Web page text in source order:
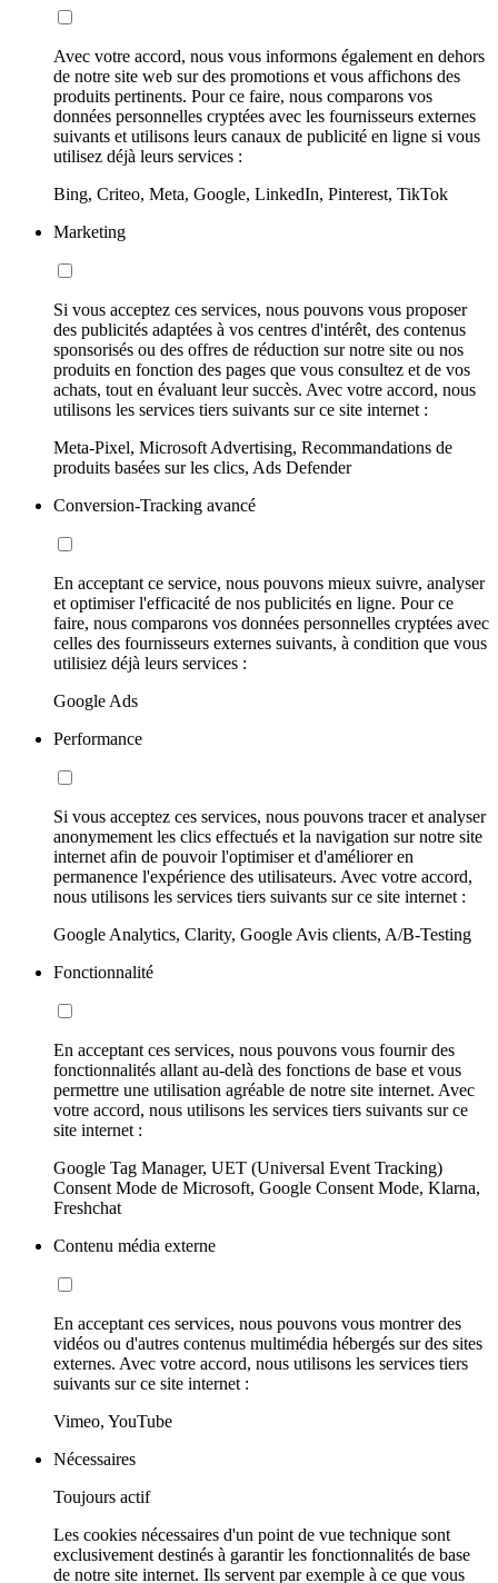
Avec votre accord, nous vous informons également en dehors
de notre site web sur des promotions et vous affichons des
produits pertinents. Pour ce faire, nous comparons vos
données personnelles cryptées avec les fournisseurs externes
suivants et utilisons leurs canaux de publicité en ligne si vous
utilisez déjà leurs services :
Bing, Criteo, Meta, Google, LinkedIn, Pinterest, TikTok
Marketing
Si vous acceptez ces services, nous pouvons vous proposer
des publicités adaptées à vos centres d'intérêt, des contenus
sponsorisés ou des offres de réduction sur notre site ou nos
produits en fonction des pages que vous consultez et de vos
achats, tout en évaluant leur succès. Avec votre accord, nous
utilisons les services tiers suivants sur ce site internet :
Meta-Pixel, Microsoft Advertising, Recommandations de
produits basées sur les clics, Ads Defender
Conversion-Tracking avancé
En acceptant ce service, nous pouvons mieux suivre, analyser
et optimiser l'efficacité de nos publicités en ligne. Pour ce
faire, nous comparons vos données personnelles cryptées avec
celles des fournisseurs externes suivants, à condition que vous
utilisiez déjà leurs services :
Google Ads
Performance
Si vous acceptez ces services, nous pouvons tracer et analyser
anonymement les clics effectués et la navigation sur notre site
internet afin de pouvoir l'optimiser et d'améliorer en
permanence l'expérience des utilisateurs. Avec votre accord,
nous utilisons les services tiers suivants sur ce site internet :
Google Analytics, Clarity, Google Avis clients, A/B-Testing
Fonctionnalité
En acceptant ces services, nous pouvons vous fournir des
fonctionnalités allant au-delà des fonctions de base et vous
permettre une utilisation agréable de notre site internet. Avec
votre accord, nous utilisons les services tiers suivants sur ce
site internet :
Google Tag Manager, UET (Universal Event Tracking)
Consent Mode de Microsoft, Google Consent Mode, Klarna,
Freshchat
Contenu média externe
En acceptant ces services, nous pouvons vous montrer des
vidéos ou d'autres contenus multimédia hébergés sur des sites
externes. Avec votre accord, nous utilisons les services tiers
suivants sur ce site internet :
Vimeo, YouTube
Nécessaires
Toujours actif
Les cookies nécessaires d'un point de vue technique sont
exclusivement destinés à garantir les fonctionnalités de base
de notre site internet. Ils servent par exemple à ce que vous